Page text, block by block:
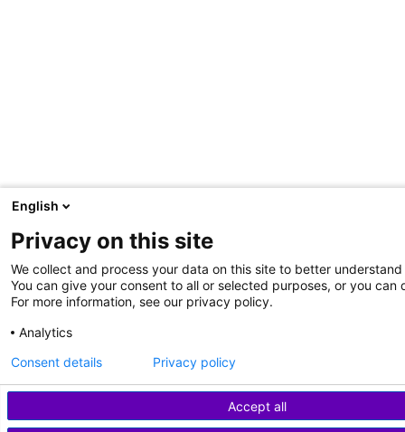
English
Privacy on this site
We collect and process your data on this site to better
You can give your consent to all or selected purposes, or you can
For more information, see our privacy policy.
Analytics
Accept all
Consent details Privacy policy